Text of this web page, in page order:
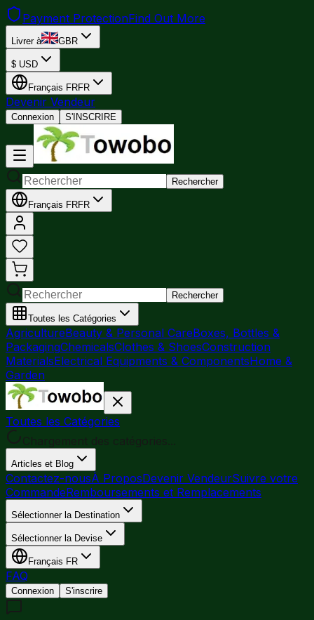
Payment ProtectionFind Out More
Livrer à GBR
$ USD
Français FRFR
Devenir Vendeur
Connexion S'INSCRIRE
Rechercher
Français FRFR
Rechercher
Toutes les Catégories
AgricultureBeauty & Personal CareBoxes, Bottles &
PackagingChemicalsClothes & ShoesConstruction
MaterialsElectrical Equipments & ComponentsHome &
Garden
Toutes les Catégories
Chargement des catégories...
Articles et Blog
Contactez-nousÀ ProposDevenir VendeurSuivre votre
CommandeRemboursements et Remplacements
Sélectionner la Destination
Sélectionner la Devise
Français FR
FAQ
Connexion S'inscrire